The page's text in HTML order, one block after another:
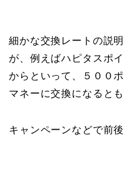
細かな交換レートの説
が、例えばハピタスポ
からといって、５００
マネーに交換になるとも
キャンペーンなどで前